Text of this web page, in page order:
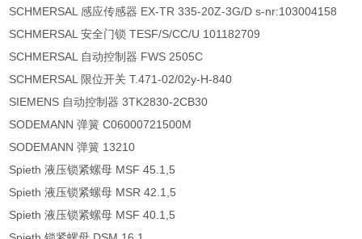
SCHMERSAL 感应传感器 EX-TR 335-20Z-3G/D s-nr:103004158
SCHMERSAL 安全门锁 TESF/S/CC/U 101182709
SCHMERSAL 自动控制器 FWS 2505C
SCHMERSAL 限位开关 T.471-02/02y-H-840
SIEMENS 自动控制器 3TK2830-2CB30
SODEMANN 弹簧 C06000721500M
SODEMANN 弹簧 13210
Spieth 液压锁紧螺母 MSF 45.1,5
Spieth 液压锁紧螺母 MSR 42.1,5
Spieth 液压锁紧螺母 MSF 40.1,5